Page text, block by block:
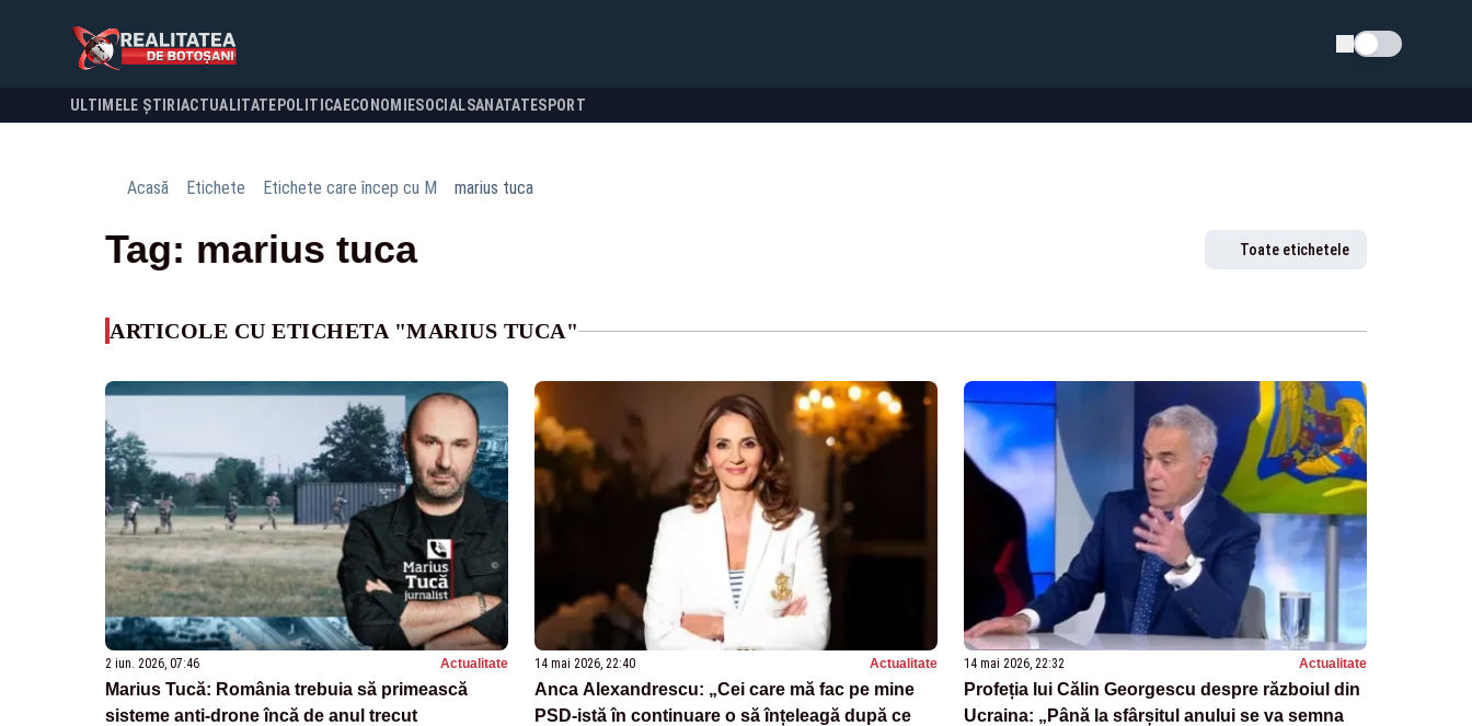
Schimba tema
ULTIMELE ȘTIRI ACTUALITATE POLITICA ECONOMIESOCIALSANATATESPORT
Acasă Etichete Etichete care încep cu M marius tuca
Tag: marius tuca Toate etichetele
ARTICOLE CU ETICHETA "MARIUS TUCA"
2 iun. 2026, 07:46 Actualitate
Marius Tucă: România trebuia să primească
sisteme anti-drone încă de anul trecut
14 mai 2026, 22:40 Actualitate
Anca Alexandrescu: „Cei care mă fac pe mine
PSD-istă în continuare o să înțeleagă după ce
14 mai 2026, 22:32 Actualitate
Profeția lui Călin Georgescu despre războiul din
Ucraina: „Până la sfârșitul anului se va semna